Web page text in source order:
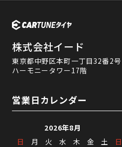
株式会社イード
東京都中野区本町一丁目32番2号
ハーモニータワー17階
営業日カレンダー
2026年8月
日
月 火 水 木 金
土
日